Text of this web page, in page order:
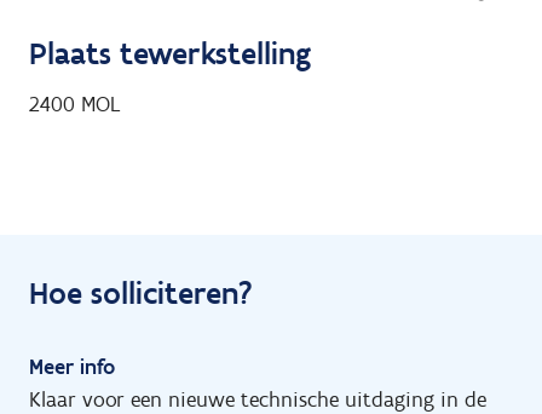
Plaats tewerkstelling
2400 MOL
Hoe solliciteren?
Meer info
Klaar voor een nieuwe technische uitdaging in de